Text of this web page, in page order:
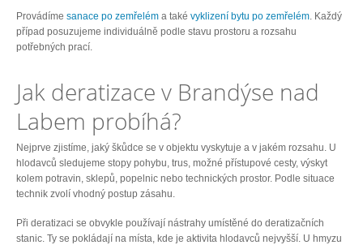
Provádíme sanace po zemřelém a také vyklizení bytu po zemřelém. Každý
případ posuzujeme individuálně podle stavu prostoru a rozsahu
potřebných prací.
Jak deratizace v Brandýse nad
Labem probíhá?
Nejprve zjistíme, jaký škůdce se v objektu vyskytuje a v jakém rozsahu. U
hlodavců sledujeme stopy pohybu, trus, možné přístupové cesty, výskyt
kolem potravin, sklepů, popelnic nebo technických prostor. Podle situace
technik zvolí vhodný postup zásahu.
Při deratizaci se obvykle používají nástrahy umístěné do deratizačních
stanic. Ty se pokládají na místa, kde je aktivita hlodavců nejvyšší. U hmyzu